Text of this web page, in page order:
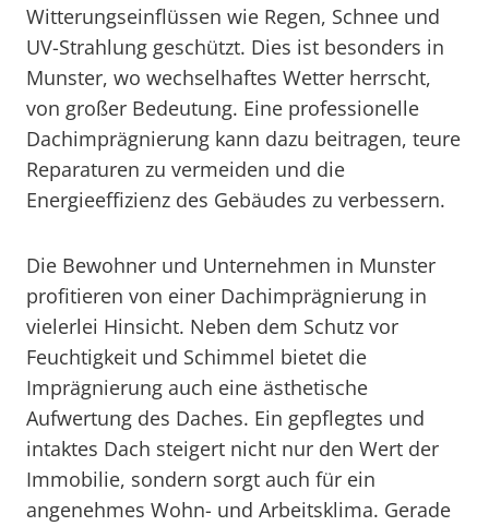
Witterungseinflüssen wie Regen, Schnee und
UV-Strahlung geschützt. Dies ist besonders in
Munster, wo wechselhaftes Wetter herrscht,
von großer Bedeutung. Eine professionelle
Dachimprägnierung kann dazu beitragen, teure
Reparaturen zu vermeiden und die
Energieeffizienz des Gebäudes zu verbessern.
Die Bewohner und Unternehmen in Munster
profitieren von einer Dachimprägnierung in
vielerlei Hinsicht. Neben dem Schutz vor
Feuchtigkeit und Schimmel bietet die
Imprägnierung auch eine ästhetische
Aufwertung des Daches. Ein gepflegtes und
intaktes Dach steigert nicht nur den Wert der
Immobilie, sondern sorgt auch für ein
angenehmes Wohn- und Arbeitsklima. Gerade